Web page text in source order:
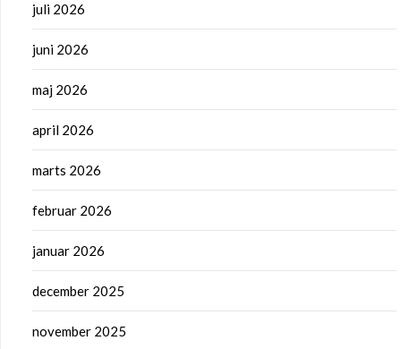
juli 2026
juni 2026
maj 2026
april 2026
marts 2026
februar 2026
januar 2026
december 2025
november 2025